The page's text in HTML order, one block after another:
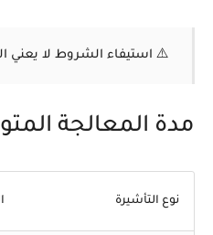
⚠️ استيفاء الشروط لا يعني
مدة المعالجة
نوع التأشيرة